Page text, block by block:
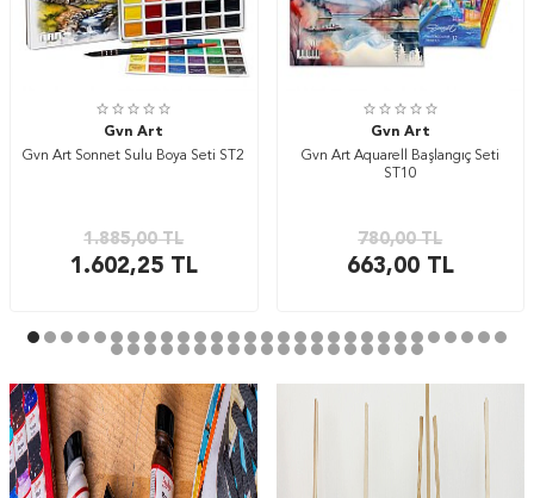
Gvn Art
Gvn Art Sonnet Sulu Boya Seti ST2
1.885,00TL
1.602,25TL
Gvn Art
Gvn Art Aquarell Başlangıç Seti
ST10
780,00TL
663,00TL